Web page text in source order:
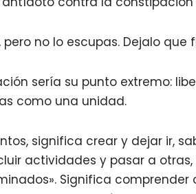
no lo escupas. Dejalo que
sería su punto extremo:
como una unidad.
significa crear y dejar ir,
actividades y pasar a
Significa comprender